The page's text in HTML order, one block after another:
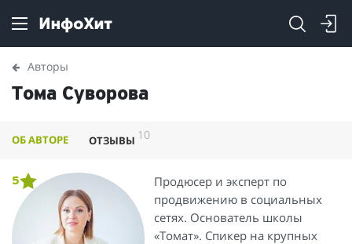
Авторы
Тома Суворова
ОБ АВТОРЕ ОТЗЫВЫ 10
5
Продюсер и эксперт по
продвижению в социальных
сетях. Основатель школы
«Томат». Спикер на крупных